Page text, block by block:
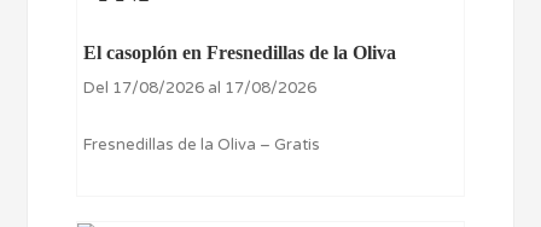
El casoplón en Fresnedillas de la Oliva
Del 17/08/2026 al 17/08/2026
Fresnedillas de la Oliva – Gratis